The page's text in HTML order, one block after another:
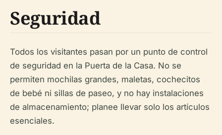
Seguridad
Todos los visitantes pasan por un punto de control
de seguridad en la Puerta de la Casa. No se
permiten mochilas grandes, maletas, cochecitos
de bebé ni sillas de paseo, y no hay instalaciones
de almacenamiento; planee llevar solo los artículos
esenciales.